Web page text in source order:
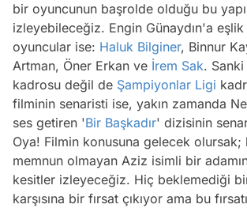
bir oyuncunun başrolde olduğu bu
izleyebileceğiz. Engin Günaydın'a
oyuncular ise: Haluk Bilginer, Binnur
Artman, Öner Erkan ve İrem Sak.
kadrosu değil de Şampiyonlar Ligi
filminin senaristi ise, yakın zamanda
ses getiren 'Bir Başkadır' dizisinin
Oya! Filmin konusuna gelecek olursak;
memnun olmayan Aziz isimli bir
kesitler izleyeceğiz. Hiç beklemediği
karşısına bir fırsat çıkıyor ama bu